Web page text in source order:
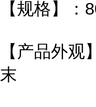
【规格】：
【产品外观
末